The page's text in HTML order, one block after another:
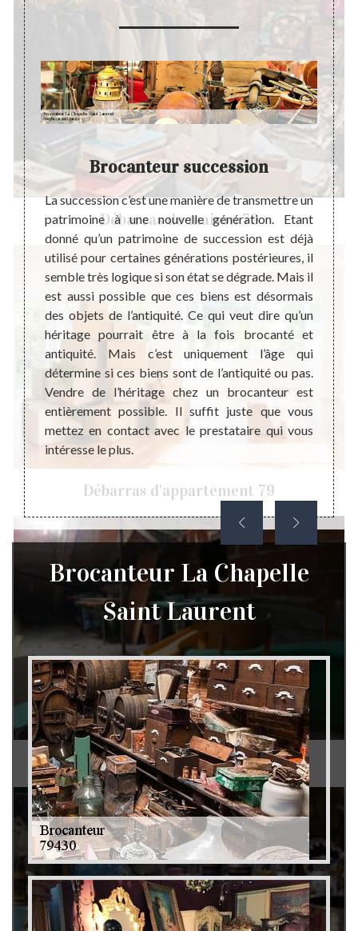
Débarras de maison 79
Débarras d'appartement 79
Débarras de grenier et cave 79
son
pas
de
vous
objet
la
vous
Brocanteur succession
La succession c’est une manière de transmettre un
patrimoine à une nouvelle génération. Etant
donné qu’un patrimoine de succession est déjà
utilisé pour certaines générations postérieures, il
semble très logique si son état se dégrade. Mais il
est aussi possible que ces biens est désormais
des objets de l’antiquité. Ce qui veut dire qu’un
héritage pourrait être à la fois brocanté et
antiquité. Mais c’est uniquement l’âge qui
détermine si ces biens sont de l’antiquité ou pas.
Vendre de l’héritage chez un brocanteur est
entièrement possible. Il suffit juste que vous
mettez en contact avec le prestataire qui vous
intéresse le plus.
Les
que
de
Brocanteur La Chapelle
Saint Laurent